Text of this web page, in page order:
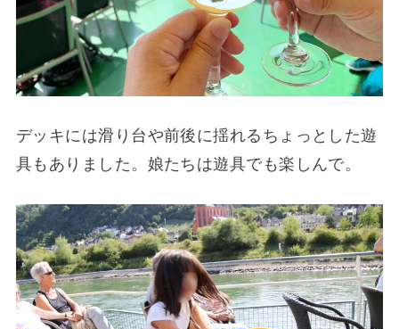
デッキには滑り台や前後に揺れるちょっとした遊
具もありました。娘たちは遊具でも楽しんで。